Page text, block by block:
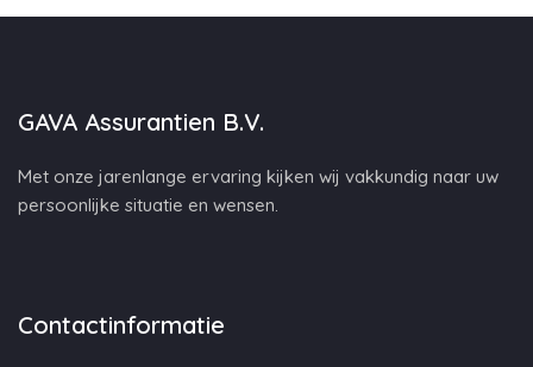
GAVA Assurantien B.V.
Met onze jarenlange ervaring kijken wij vakkundig naar uw
persoonlijke situatie en wensen.
Contactinformatie